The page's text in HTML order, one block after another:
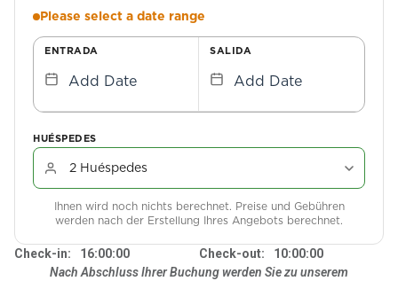
Please select a date range
ENTRADA
Add Date
SALIDA
Add Date
HUÉSPEDES
Ihnen wird noch nichts berechnet. Preise und Gebühren
werden nach der Erstellung Ihres Angebots berechnet.
Check-in: 16:00:00 Check-out:
10:00:00
Nach Abschluss Ihrer Buchung werden Sie zu unserem